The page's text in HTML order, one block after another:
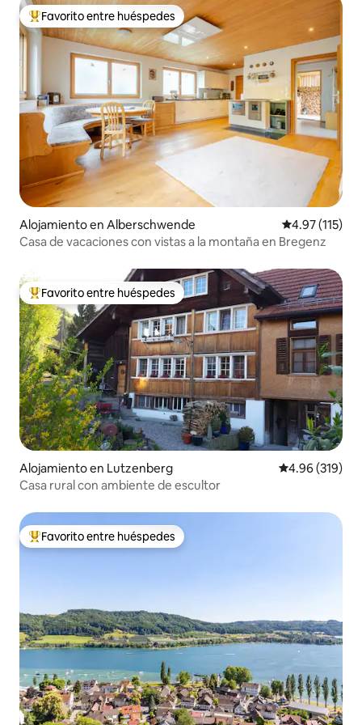
Favorito entre huéspedes preferido
Favorito entre huéspedes
Alojamiento en Alberschwende Calificación
4.97 (115)
Casa de vacaciones con vistas a la montaña en Bregenz
Favorito entre huéspedes preferido
Favorito entre huéspedes
Alojamiento en Lutzenberg Calificación
4.96 (319)
Casa rural con ambiente de escultor
Favorito entre huéspedes preferido
Favorito entre huéspedes